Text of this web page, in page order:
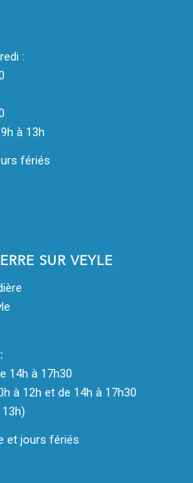
:
à 13h
fériés
SUR VEYLE
14h à 17h30
à 12h et de 14h à 17h30
et jours fériés